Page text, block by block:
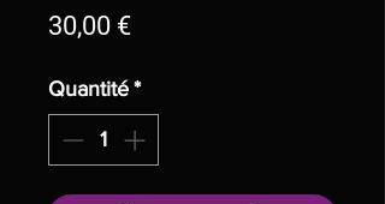
30,00 €Prix
Quantité *